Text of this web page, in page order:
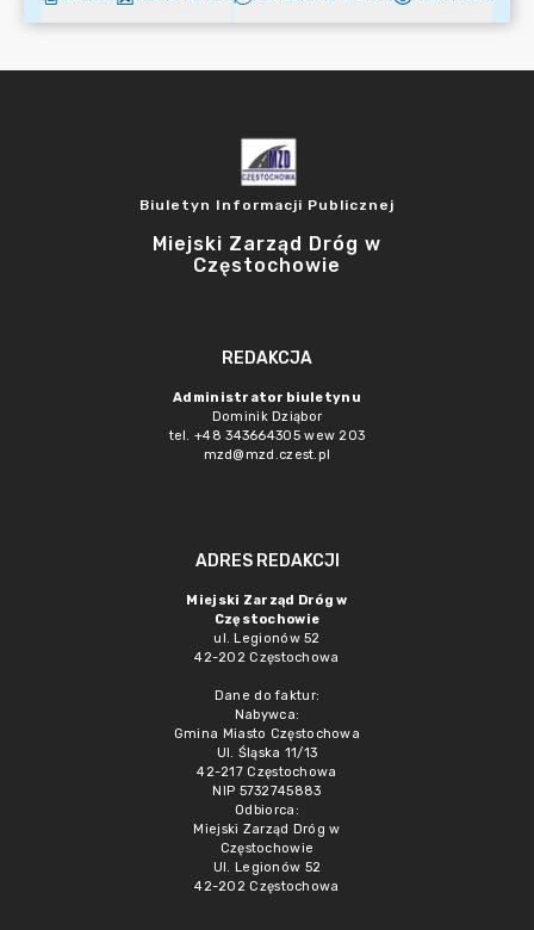
Biuletyn Informacji Publicznej
Miejski Zarząd Dróg w
Częstochowie
REDAKCJA
Administrator biuletynu
Dominik Dziąbor
tel. +48 343664305 wew 203
mzd@mzd.czest.pl
ADRES REDAKCJI
Miejski Zarząd Dróg w
Częstochowie
ul. Legionów 52
42-202 Częstochowa
Dane do faktur:
Nabywca:
Gmina Miasto Częstochowa
Ul. Śląska 11/13
42-217 Częstochowa
NIP 5732745883
Odbiorca:
Miejski Zarząd Dróg w
Częstochowie
Ul. Legionów 52
42-202 Częstochowa